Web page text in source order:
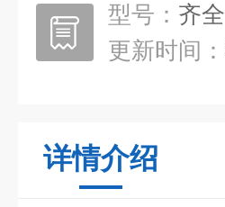
型号： 齐全
更新时间：
详情介绍